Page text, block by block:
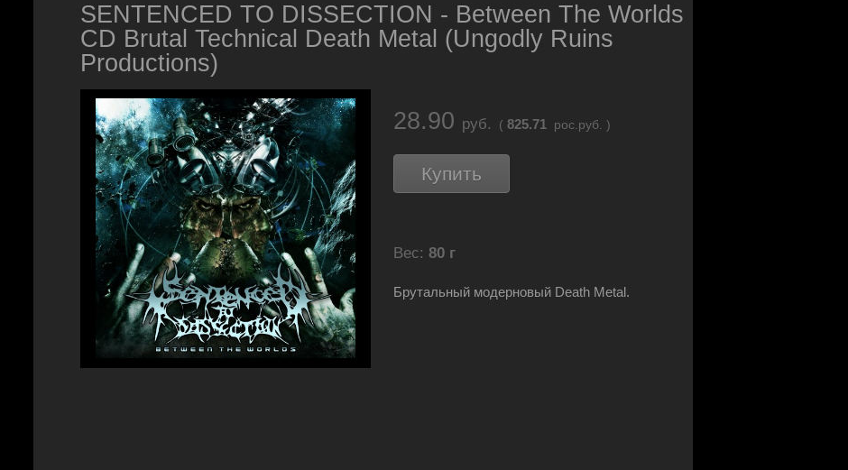
SENTENCED TO DISSECTION - Between The Worlds
CD Brutal Technical Death Metal (Ungodly Ruins
Productions)
28.90 руб. ( 825.71 рос.руб. )
Купить
Вес: 80 г
Брутальный модерновый Death Metal.